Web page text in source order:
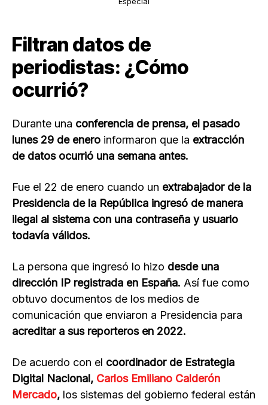
Filtran datos de
periodistas: ¿Cómo
ocurrió?
Durante una conferencia de prensa, el pasado
lunes 29 de enero informaron que la extracción
de datos ocurrió una semana antes.
Fue el 22 de enero cuando un extrabajador de la
Presidencia de la República ingresó de manera
ilegal al sistema con una contraseña y usuario
todavía válidos.
La persona que ingresó lo hizo desde una
dirección IP registrada en España. Así fue como
obtuvo documentos de los medios de
comunicación que enviaron a Presidencia para
acreditar a sus reporteros en 2022.
De acuerdo con el coordinador de Estrategia
Digital Nacional, Carlos Emiliano Calderón
Mercado, los sistemas del gobierno federal están